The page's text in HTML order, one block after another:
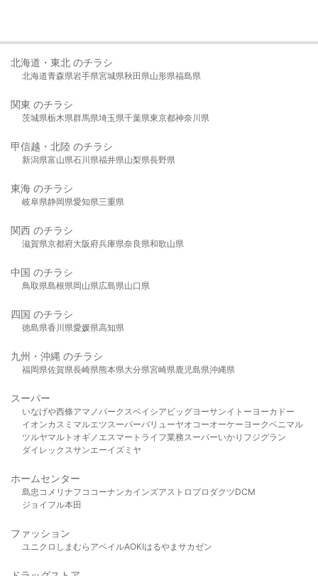
北海道・東北 のチラシ
北海道青森県岩手県宮城県秋田県山形県福島県
関東 のチラシ
茨城県栃木県群馬県埼玉県千葉県東京都神奈川県
甲信越・北陸 のチラシ
新潟県富山県石川県福井県山梨県長野県
東海 のチラシ
岐阜県静岡県愛知県三重県
関西 のチラシ
滋賀県京都府大阪府兵庫県奈良県和歌山県
中国 のチラシ
鳥取県島根県岡山県広島県山口県
四国 のチラシ
徳島県香川県愛媛県高知県
九州・沖縄 のチラシ
福岡県佐賀県長崎県熊本県大分県宮崎県鹿児島県沖縄県
スーパー
いなげや西條アマノパークスベイシア ビッグヨーサンイトーヨーカドー
イオンカスミ マルエツスーパーバリューヤオコーオーケー ヨークベニマル
ツルヤマルト オギノ エスマート ライフ業務スーパーいかり フジグラン
ダイレックスサンエーイズミヤ
ホームセンター
島忠 コメリ ナフコ コーナンカインズアストロプロダクツDCM
ジョイフル本田
ファッション
ユニクロ しまむら アベイルAOKIはるやま サカゼン